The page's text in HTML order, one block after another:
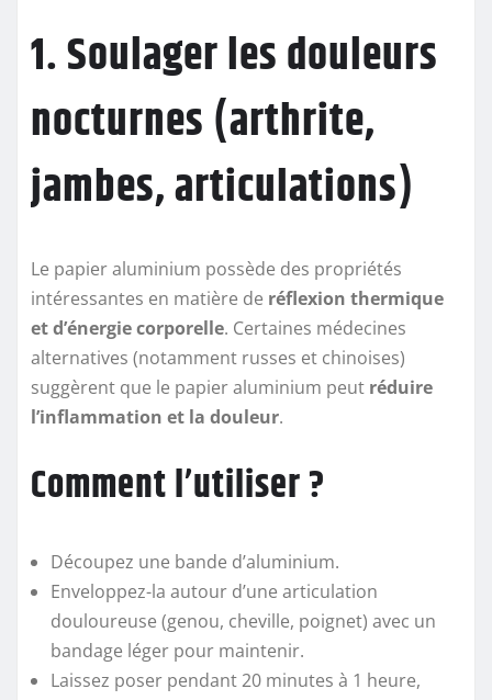
1. Soulager les douleurs
nocturnes (arthrite,
jambes, articulations)
Le papier aluminium possède des propriétés
intéressantes en matière de réflexion thermique
et d’énergie corporelle. Certaines médecines
alternatives (notamment russes et chinoises)
suggèrent que le papier aluminium peut réduire
l’inflammation et la douleur.
Comment l’utiliser ?
Découpez une bande d’aluminium.
Enveloppez-la autour d’une articulation
douloureuse (genou, cheville, poignet) avec un
bandage léger pour maintenir.
Laissez poser pendant 20 minutes à 1 heure,